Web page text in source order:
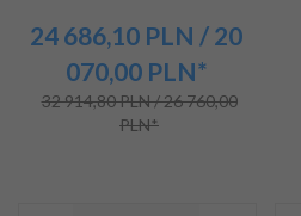
24 686,10 PLN / 20
070,00 PLN*
32 914,80 PLN / 26 760,00
PLN*